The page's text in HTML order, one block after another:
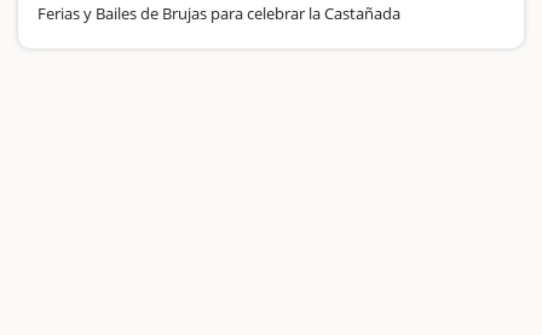
Ferias y Bailes de Brujas para celebrar la Castañada